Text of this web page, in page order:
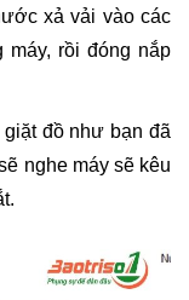
xả vải vào các
máy, rồi đóng nắp
giặt đồ như bạn đã
nghe máy sẽ kêu